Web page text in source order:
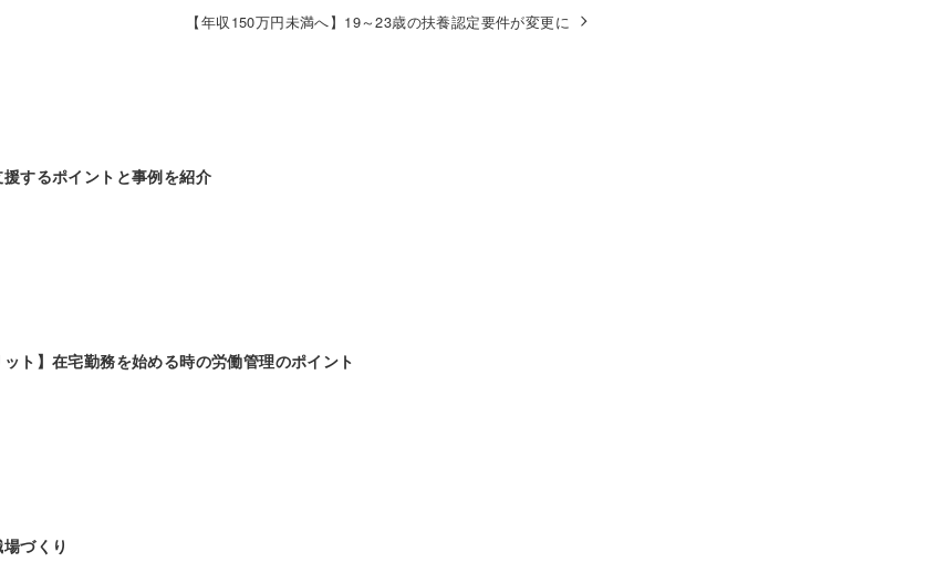
【年収150万円未満へ】19～23歳の扶養認定要件が変更に
援するポイントと事例を紹介
ット】在宅勤務を始める時の労働管理のポイント
づくり